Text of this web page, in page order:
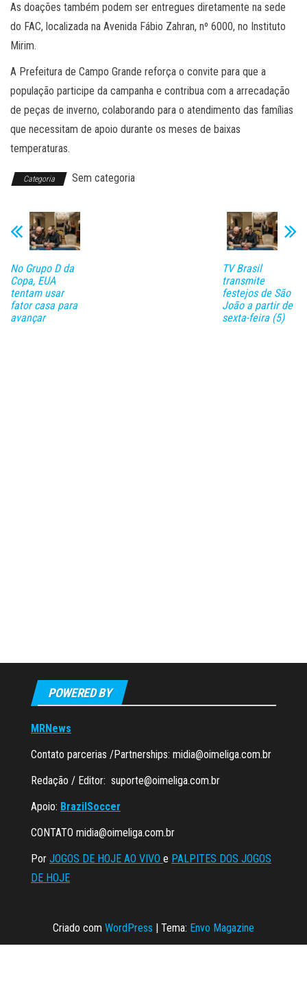
As doações também podem ser entregues diretamente na sede
do FAC, localizada na Avenida Fábio Zahran, nº 6000, no Instituto
Mirim.
A Prefeitura de Campo Grande reforça o convite para que a
população participe da campanha e contribua com a arrecadação
de peças de inverno, colaborando para o atendimento das famílias
que necessitam de apoio durante os meses de baixas
temperaturas.
Categoria Sem categoria
No Grupo D da
Copa, EUA
tentam usar
fator casa para
avançar
TV Brasil
transmite
festejos de São
João a partir de
sexta-feira (5)
POWERED BY
MRNews
Contato parcerias /Partnerships: midia@oimeliga.com.br
Redação / Editor: suporte@oimeliga.com.br
Apoio: BrazilSoccer
CONTATO midia@oimeliga.com.br
Por JOGOS DE HOJE AO VIVO e PALPITES DOS JOGOS
DE HOJE
Criado com WordPress | Tema: Envo Magazine